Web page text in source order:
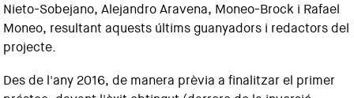
Nieto-Sobejano, Alejandro Aravena, Moneo-Brock i Rafael
Moneo, resultant aquests últims guanyadors i redactors del
projecte.
Des de l'any 2016, de manera prèvia a finalitzar el primer